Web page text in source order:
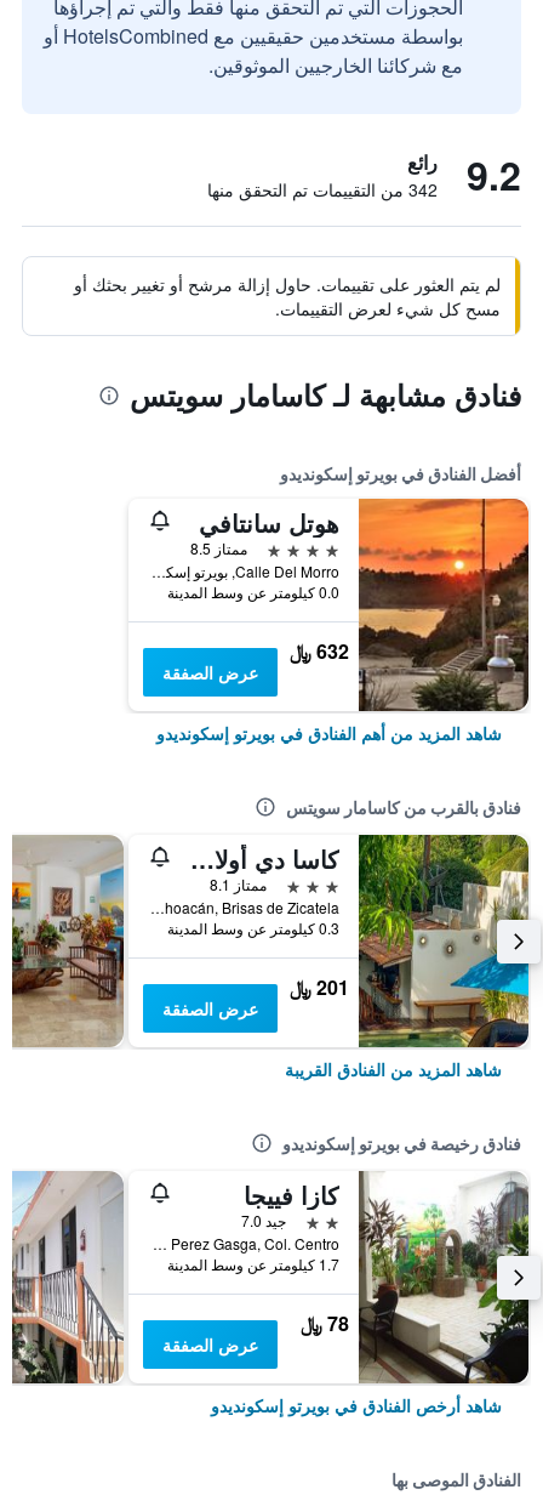
الحجوزات التي تم التحقق منها فقط والتي تم إجراؤها
بواسطة مستخدمين حقيقيين مع HotelsCombined أو
مع شركائنا الخارجيين الموثوقين.
9.2 رائع
342 من التقييمات تم التحقق منها
لم يتم العثور على تقييمات. حاول إزالة مرشح أو تغيير بحثك أو
مسح كل شيء لعرض التقييمات.
فنادق مشابهة لـ كاسامار سويتس
أفضل الفنادق في بويرتو إسكونديدو
هوتل سانتافي
4 نجوم
ممتاز 8.5
Calle Del Morro, بويرتو إسكونديدو, ولاية أواكساكا, المكسيك
0.0 كيلومتر عن وسط المدينة
632 ﷼
عرض الصفقة
شاهد المزيد من أهم الفنادق في بويرتو إسكونديدو
فنادق بالقرب من كاسامار سويتس
كاسا دي أولاس بوتيك هوتل
3 نجوم
ممتاز 8.1
Calle Michoacán, Brisas de Zicatela, بويرتو إسكونديدو, ولاية أواكساكا, المكسيك
0.3 كيلومتر عن وسط المدينة
201 ﷼
عرض الصفقة
شاهد المزيد من الفنادق القريبة
فنادق رخيصة في بويرتو إسكونديدو
كازا فييجا
2 نجمتين
جيد 7.0
Alfonso Perez Gasga, Col. Centro, بويرتو إسكونديدو, ولاية أواكساكا, المكسيك
1.7 كيلومتر عن وسط المدينة
78 ﷼
عرض الصفقة
شاهد أرخص الفنادق في بويرتو إسكونديدو
الفنادق الموصى بها